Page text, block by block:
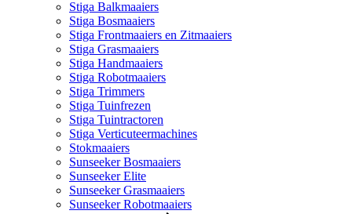
Stiga Balkmaaiers
Stiga Bosmaaiers
Stiga Frontmaaiers en Zitmaaiers
Stiga Grasmaaiers
Stiga Handmaaiers
Stiga Robotmaaiers
Stiga Trimmers
Stiga Tuinfrezen
Stiga Tuintractoren
Stiga Verticuteermachines
Stokmaaiers
Sunseeker Bosmaaiers
Sunseeker Elite
Sunseeker Grasmaaiers
Sunseeker Robotmaaiers